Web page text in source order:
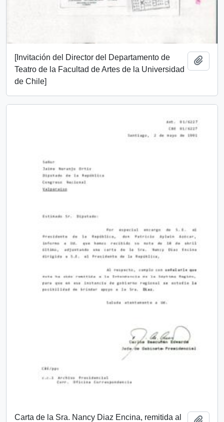
[Invitación del Director del Departamento de
Teatro de la Facultad de Artes de la Universidad
de Chile]
Carta de la Sra. Nancy Diaz Encina, remitida al